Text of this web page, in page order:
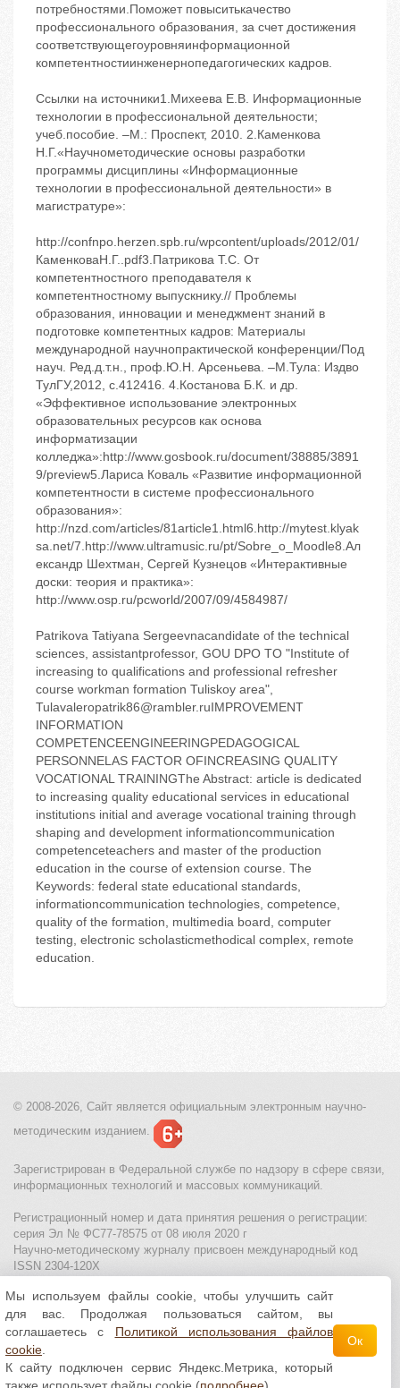
потребностями.Поможет повыситькачество
профессионального образования, за счет достижения
соответствующегоуровняинформационной
компетентностиинженернопедагогических кадров.
Ссылки на источники1.Михеева Е.В. Информационные
технологии в профессиональной деятельности;
учеб.пособие. –М.: Проспект, 2010. 2.Каменкова
Н.Г.«Научнометодические основы разработки
программы дисциплины «Информационные
технологии в профессиональной деятельности» в
магистратуре»:
http://confnpo.herzen.spb.ru/wpcontent/uploads/2012/01/
КаменковаН.Г..pdf3.Патрикова Т.С. От
компетентностного преподавателя к
компетентностному выпускнику.// Проблемы
образования, инновации и менеджмент знаний в
подготовке компетентных кадров: Материалы
международной научнопрактической конференции/Под
науч. Ред.д.т.н., проф.Ю.Н. Арсеньева. –М.Тула: Издво
ТулГУ,2012, с.412416. 4.Костанова Б.К. и др.
«Эффективное использование электронных
образовательных ресурсов как основа
информатизации
колледжа»:http://www.gosbook.ru/document/38885/3891
9/preview5.Лариса Коваль «Развитие информационной
компетентности в системе профессионального
образования»:
http://nzd.com/articles/81article1.html6.http://mytest.klyak
sa.net/7.http://www.ultramusic.ru/pt/Sobre_o_Moodle8.Ал
ександр Шехтман, Сергей Кузнецов «Интерактивные
доски: теория и практика»:
http://www.osp.ru/pcworld/2007/09/4584987/
Patrikova Tatiyana Sergeevnacandidate of the technical
sciences, assistantprofessor, GOU DPO TO "Institute of
increasing to qualifications and professional refresher
course workman formation Tuliskoy area",
Tulavaleropatrik86@rambler.ruIMPROVEMENT
INFORMATION
COMPETENCEENGINEERINGPEDAGOGICAL
PERSONNELAS FACTOR OFINCREASING QUALITY
VOCATIONAL TRAININGThe Abstract: article is dedicated
to increasing quality educational services in educational
institutions initial and average vocational training through
shaping and development informationcommunication
competenceteachers and master of the production
education in the course of extension course. The
Keywords: federal state educational standards,
informationcommunication technologies, competence,
quality of the formation, multimedia board, computer
testing, electronic scholasticmethodical complex, remote
education.
© 2008-2026, Сайт является официальным электронным научно-
методическим изданием.
Зарегистрирован в Федеральной службе по надзору в сфере связи,
информационных технологий и массовых коммуникаций.
Регистрационный номер и дата принятия решения о регистрации:
серия Эл № ФС77-78575 от 08 июля 2020 г
Научно-методическому журналу присвоен международный код
ISSN 2304-120X
МЦИТО|Школьные олимпиады и онлайн конкурсы для детей
Политика использования файлов cookie| Политика обработки и
защиты персональных данных
Все материалы доступны полицензии Creative
Commons С указанием авторства 4.0 Всемирная
Мы используем файлы cookie, чтобы улучшить сайт
для вас. Продолжая пользоваться сайтом, вы
соглашаетесь с Политикой использования файлов
cookie
К сайту подключен сервис Яндекс.Метрика, который
Ок